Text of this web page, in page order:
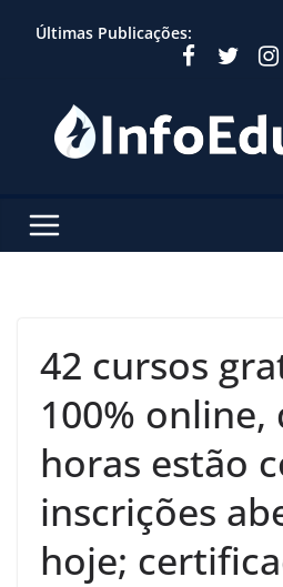
Últimas Publicações:
42 cursos
100% online,
horas estão
inscrições
hoje;